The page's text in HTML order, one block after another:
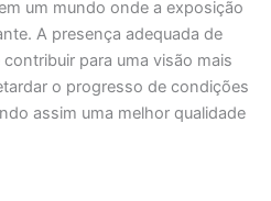
um mundo onde a exposição
A presença adequada de
para uma visão mais
o progresso de condições
assim uma melhor qualidade